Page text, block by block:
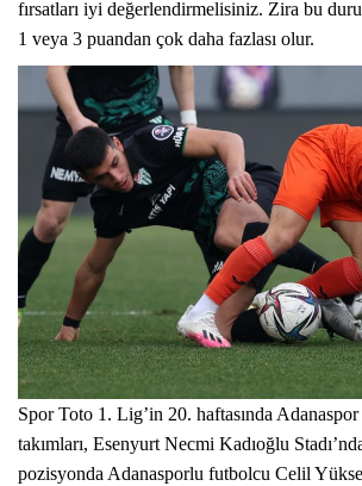
fırsatları iyi değerlendirmelisiniz. Zira bu
1 veya 3 puandan çok daha fazlası olur.
Spor Toto 1. Lig’in 20. haftasında
takımları, Esenyurt Necmi Kadıoğlu
pozisyonda Adanasporlu futbolcu Celil